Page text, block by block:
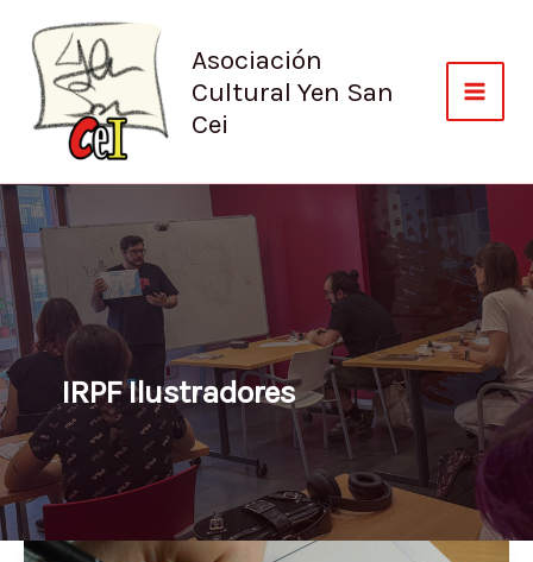
contenido
Asociación
Cultural Yen San
Cei
IRPF Ilustradores